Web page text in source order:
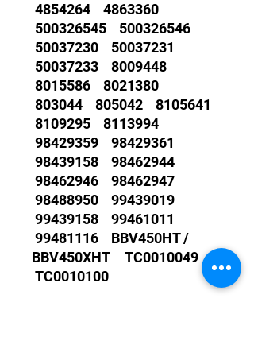
4854264 4863360
500326545 500326546
50037230 50037231
50037233 8009448
8015586 8021380
803044 805042 8105641
8109295 8113994
98429359 98429361
98439158 98462944
98462946 98462947
98488950 99439019
99439158 99461011
99481116 BBV450HT /
BBV450XHT TC0010049
TC0010100